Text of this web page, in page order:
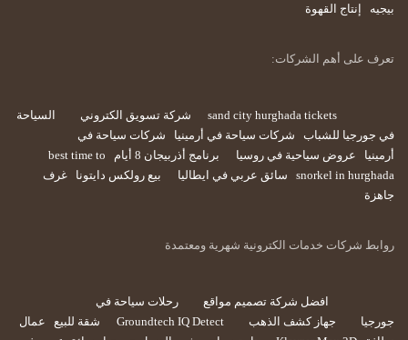
بيجيه
إنتاج القهوة
تعرف على أهم الشركات:
sand city hurghada tickets شركة تسويق الكتروني
السياحة
في جورجيا للشباب
شركات سياحة في أرمينيا
شركات سياحة في
أرمينيا
عروض سياحية في روسيا برنامج أذربيجان 8 أيام
best time to
snorkel in hurghada
سائق عربي في ايطاليا بيع رولكس دايتونا
غرف
جاهزة
روابط شركات خدمات الكترونية شهرية ومعتمدة
افضل شركة تصميم مواقع
رحلات سياحة في
جورجيا
جهاز كشف الذهب Groundtech IQ Detect شقة للبيع
عمال